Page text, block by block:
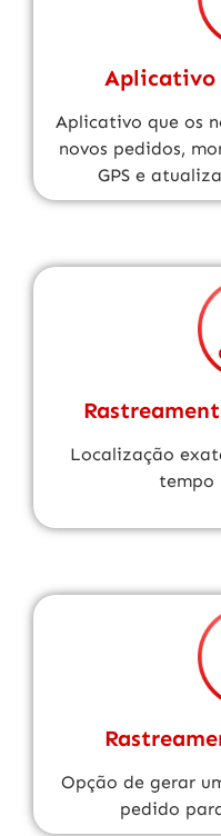
Aplicativo
Aplicativo que os
novos pedidos,
GPS e
Localização
tempo
Opção de gerar
pedido